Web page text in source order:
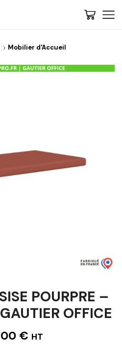
Mobilier d'Accueil
POURPRE –
OFFICE
€ HT